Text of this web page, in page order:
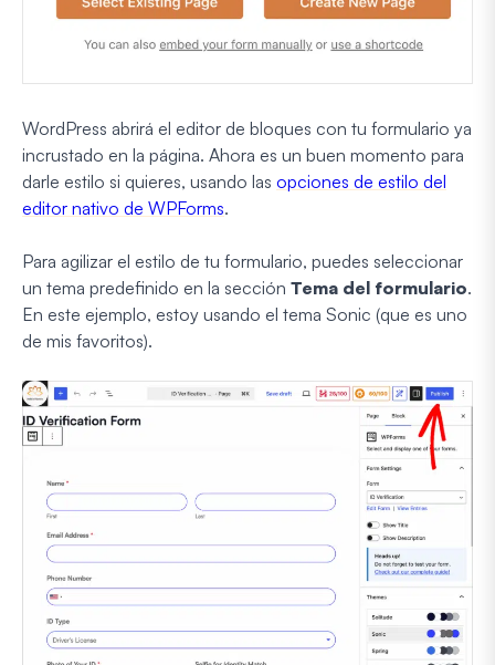
WordPress abrirá el editor de bloques con tu formulario ya
incrustado en la página. Ahora es un buen momento para
darle estilo si quieres, usando las opciones de estilo del
editor nativo de WPForms.
Para agilizar el estilo de tu formulario, puedes seleccionar
un tema predefinido en la sección Tema del formulario.
En este ejemplo, estoy usando el tema Sonic (que es uno
de mis favoritos).